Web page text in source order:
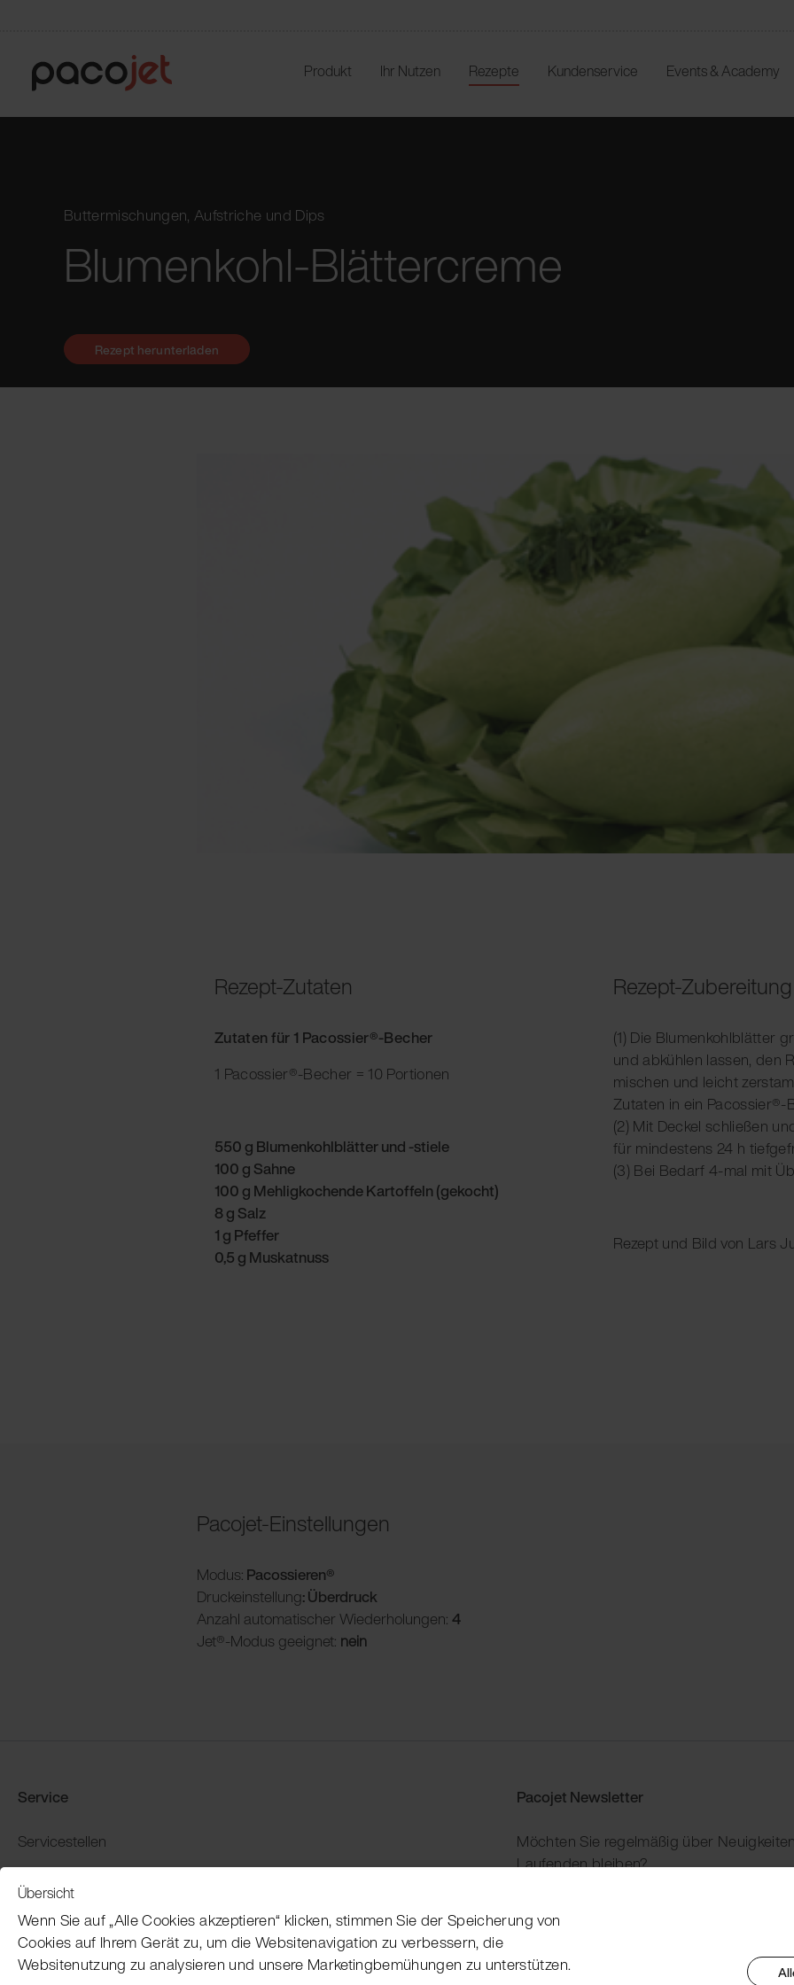
Produkt Ihr Nutzen Rezepte Kundenservice Events & Academy
Buttermischungen, Aufstriche und Dips
Blumenkohl-Blättercreme
Rezept-Zutaten
Zutaten für 1 Pacossier®-Becher
1 Pacossier®-Becher = 10 Portionen
550 g Blumenkohlblätter und -stiele
100 g Sahne
100 g Mehligkochende Kartoffeln (gekocht)
8 g Salz
1 g Pfeffer
0,5 g Muskatnuss
Rezept-Zubereitung
(1) Die Blumenkohlblätter
und abkühlen lassen, den
mischen und leicht
Zutaten in ein Pacossier®-
(2) Mit Deckel schließen
für mindestens 24 h
(3) Bei Bedarf 4-mal mit
Rezept und Bild von Lars
Pacojet-Einstellungen
Modus: Pacossieren®
Druckeinstellung: Überdruck
Anzahl automatischer Wiederholungen: 4
Jet®-Modus geeignet: nein
Rezept herunterladen
Service
Servicestellen
Produkt-Demo buchen
Garantie und Rückgabe
Zahlung und Versand
Pacojet Newsletter
Möchten Sie regelmäßig über
Laufenden bleiben?
Jetzt abonnieren
Übersicht
Wenn Sie auf „Alle Cookies akzeptieren“ klicken, stimmen Sie der Speicherung von
Cookies auf Ihrem Gerät zu, um die Websitenavigation zu verbessern, die
Websitenutzung zu analysieren und unsere Marketingbemühungen zu unterstützen.